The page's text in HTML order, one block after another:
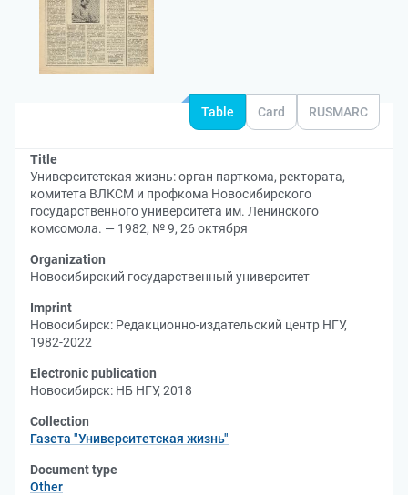
Table Card RUSMARC
Title
Университетская жизнь: орган парткома, ректората,
комитета ВЛКСМ и профкома Новосибирского
государственного университета им. Ленинского
комсомола. — 1982, № 9, 26 октября
Organization
Новосибирский государственный университет
Imprint
Новосибирск: Редакционно-издательский центр НГУ,
1982-2022
Electronic publication
Новосибирск: НБ НГУ, 2018
Collection
Газета "Университетская жизнь"
Document type
Other